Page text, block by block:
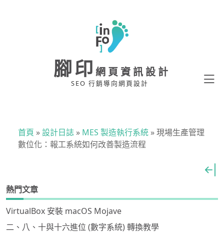
腳印 網頁資訊設計
SEO 行銷導向網頁設計
首頁 »設計日誌 » MES 製造執行系統 »現場生產管理
數位化：報工系統如何改善製造流程
熱門文章
VirtualBox 安裝 macOS Mojave
二、八、十與十六進位 (數字系統) 轉換教學